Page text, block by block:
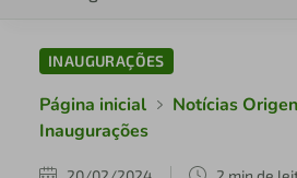
INAUGURAÇÕES
Página inicial
Notícias
Inaugurações